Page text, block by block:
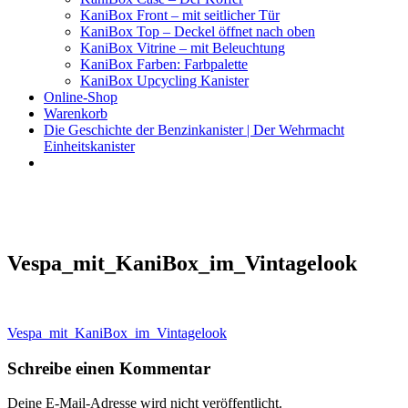
KaniBox Front – mit seitlicher Tür
KaniBox Top – Deckel öffnet nach oben
KaniBox Vitrine – mit Beleuchtung
KaniBox Farben: Farbpalette
KaniBox Upcycling Kanister
Online-Shop
Warenkorb
Die Geschichte der Benzinkanister | Der Wehrmacht
Einheitskanister
Vespa_mit_KaniBox_im_Vintagelook
Beitragsnavigation
Vespa_mit_KaniBox_im_Vintagelook
Schreibe einen Kommentar
Deine E-Mail-Adresse wird nicht veröffentlicht.